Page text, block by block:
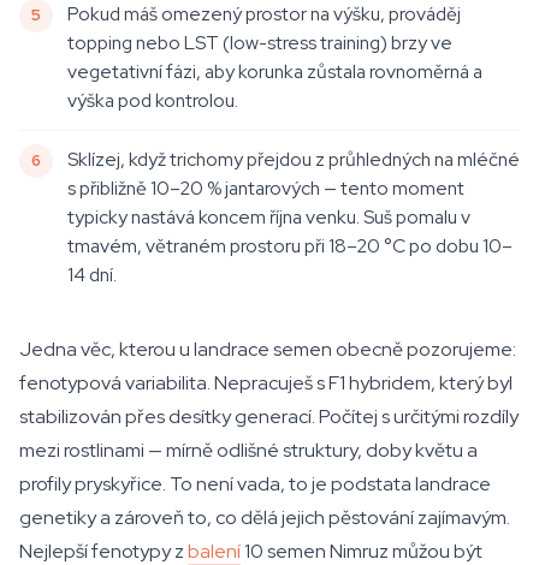
Pokud máš omezený prostor na výšku, prováděj
topping nebo LST (low-stress training) brzy ve
vegetativní fázi, aby korunka zůstala rovnoměrná a
výška pod kontrolou.
Sklízej, když trichomy přejdou z průhledných na mléčné
s přibližně 10–20 % jantarových — tento moment
typicky nastává koncem října venku. Suš pomalu v
tmavém, větraném prostoru při 18–20 °C po dobu 10–
14 dní.
Jedna věc, kterou u landrace semen obecně pozorujeme:
fenotypová variabilita. Nepracuješ s F1 hybridem, který byl
stabilizován přes desítky generací. Počítej s určitými rozdíly
mezi rostlinami — mírně odlišné struktury, doby květu a
profily pryskyřice. To není vada, to je podstata landrace
genetiky a zároveň to, co dělá jejich pěstování zajímavým.
Nejlepší fenotypy zbalení10 semen Nimruz můžou být